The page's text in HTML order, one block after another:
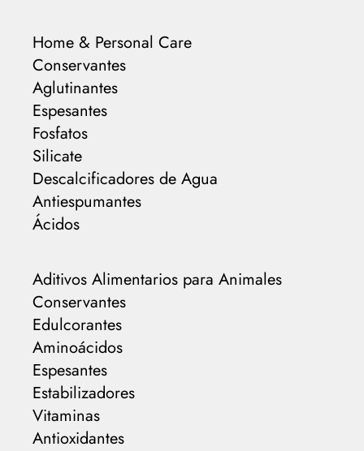
Home & Personal Care
Conservantes
Aglutinantes
Espesantes
Fosfatos
Silicate
Descalcificadores de Agua
Antiespumantes
Ácidos
Aditivos Alimentarios para Animales
Conservantes
Edulcorantes
Aminoácidos
Espesantes
Estabilizadores
Vitaminas
Antioxidantes